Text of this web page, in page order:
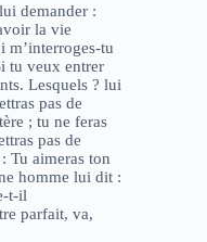
demander :
la vie
m’interroges-tu
tu veux entrer
Lesquels ? lui
pas de
; tu ne feras
pas de
Tu aimeras ton
homme lui dit :
t-il
parfait, va,